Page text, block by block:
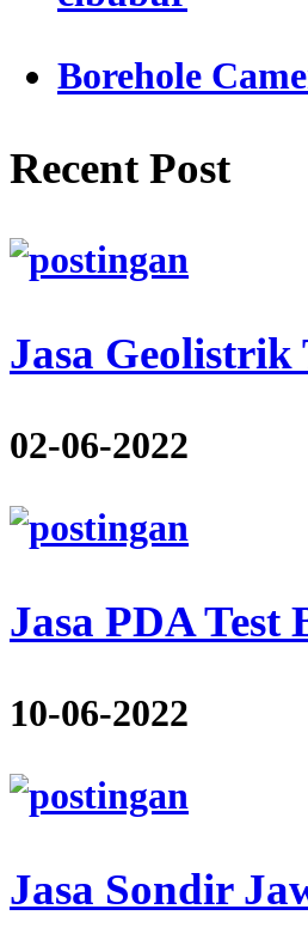
Borehole
Recent Post
Jasa Geolistrik
02-06-2022
Jasa PDA Test
10-06-2022
Jasa Sondir